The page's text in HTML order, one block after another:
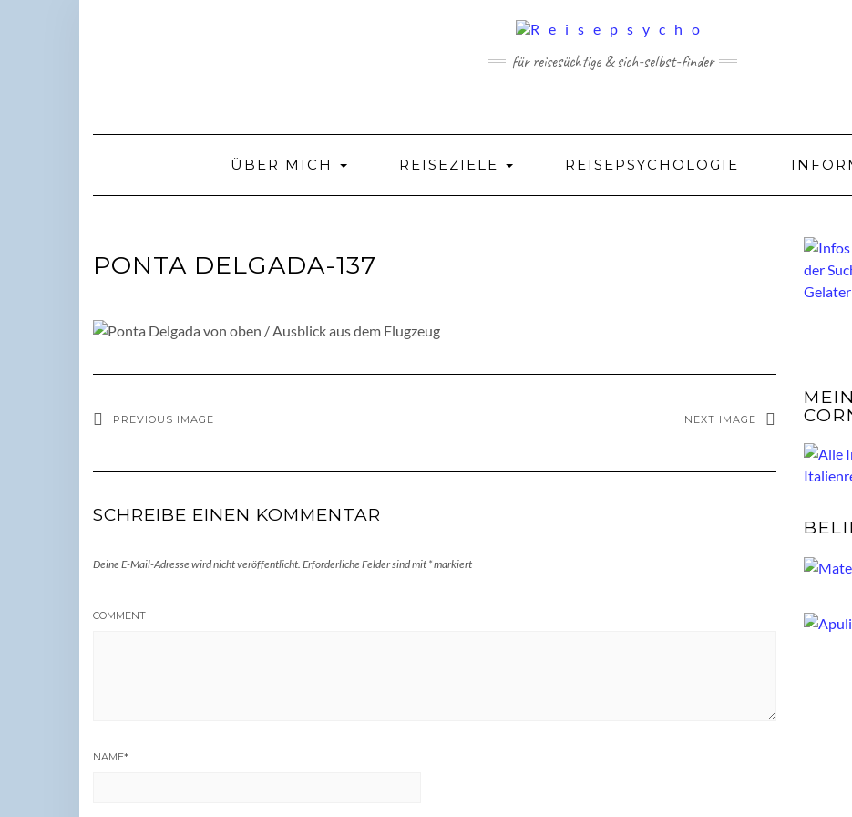
für reisesüchtige & sich-selbst-finder
ÜBER MICH REISEZIELE REISEPSYCHOLOGIE
PONTA DELGADA-137
PREVIOUS IMAGE NEXT IMAGE
SCHREIBE EINEN KOMMENTAR
Deine E-Mail-Adresse wird nicht veröffentlicht. Erforderliche Felder sind mit *markiert
COMMENT
NAME*